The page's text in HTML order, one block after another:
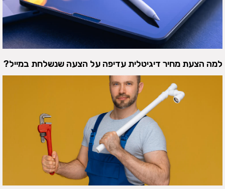
למה הצעת מחיר דיגיטלית עדיפה על הצעה שנשלחת במייל?